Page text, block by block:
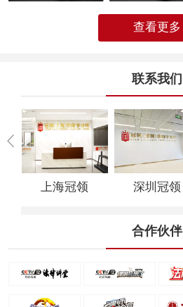
查看更多
联系我们
上海冠领 深圳冠领
合作伙伴